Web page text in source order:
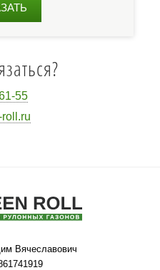
55
Вячеславович